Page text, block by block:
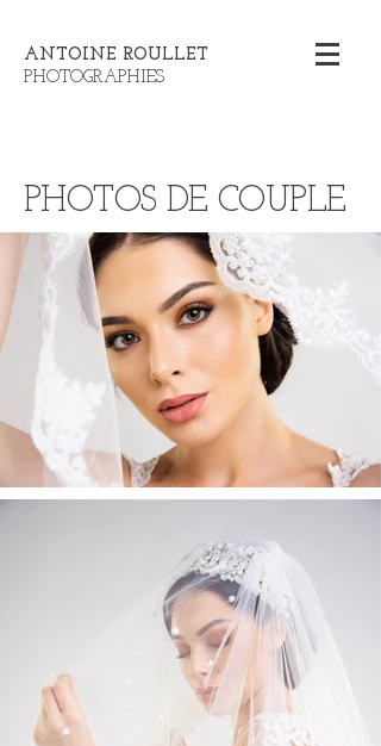
ANTOINE ROULLET
PHOTOGRAPHIES
PHOTOS DE COUPLE